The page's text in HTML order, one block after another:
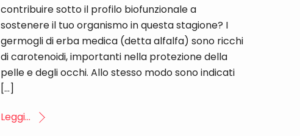
contribuire sotto il profilo biofunzionale a
sostenere il tuo organismo in questa stagione? I
germogli di erba medica (detta alfalfa) sono ricchi
di carotenoidi, importanti nella protezione della
pelle e degli occhi. Allo stesso modo sono indicati
[…]
Leggi...